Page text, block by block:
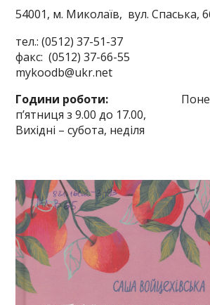
54001, м. Миколаїв, вул. Спаська,
тел.: (0512) 37-51-37
факс: (0512) 37-66-55
mykoodb@ukr.net
Години роботи:
п’ятниця з 9.00 до 17.00,
Вихідні – субота, неділя